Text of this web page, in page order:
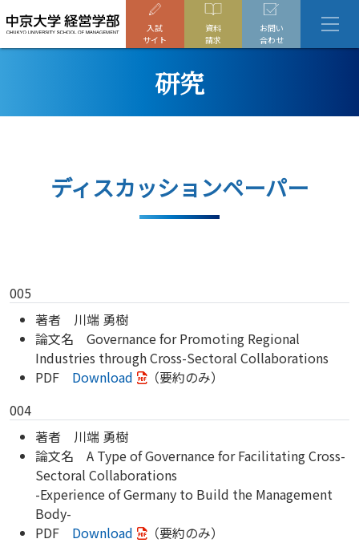
入試
サイト
資料
請求
お問い
合わせ
研究
ディスカッションペーパー
005
著者 川端 勇樹
論文名 Governance for Promoting Regional
Industries through Cross-Sectoral Collaborations
PDF Download
（要約のみ）
004
著者 川端 勇樹
論文名 A Type of Governance for Facilitating Cross-
Sectoral Collaborations
-Experience of Germany to Build the Management
Body-
PDF Download
（要約のみ）